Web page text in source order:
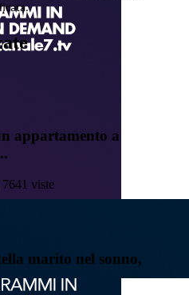
appartamento a
viste
marito nel sonno,